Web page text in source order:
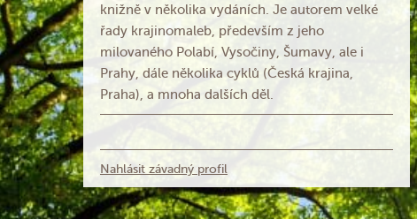
knižně v několika vydáních. Je autorem velké
řady krajinomaleb, především z jeho
milovaného Polabí, Vysočiny, Šumavy, ale i
Prahy, dále několika cyklů (Česká krajina,
Praha), a mnoha dalších děl.
Nahlásit závadný profil